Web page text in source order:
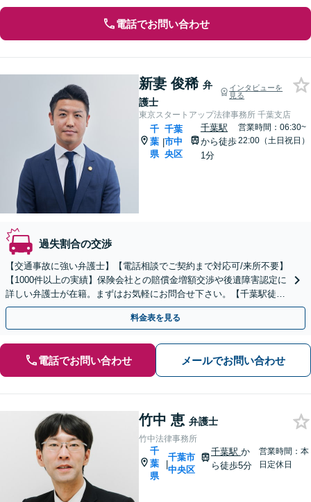
電話でお問い合わせ
新妻 俊稀 弁
護士
インタビューを
見る
東京スタートアップ法律事務所 千葉支店
千
葉
県
|
千葉
市中
央区
千葉駅
から徒歩
1分
営業時間：06:30~
22:00（土日祝日）
過失割合の交渉
【交通事故に強い弁護士】【電話相談でご契約まで対応可/来所不要】
【1000件以上の実績】保険会社との賠償金増額交渉や後遺障害認定に
詳しい弁護士が在籍。まずはお気軽にお問合せ下さい。【千葉駅徒歩
1分】
料金表を見る
電話でお問い合わせ メールでお問い合わせ
竹中 恵 弁護士
竹中法律事務所
千
葉
県
|
千葉市
中央区
千葉駅 か
ら徒歩5分
営業時間：本
日定休日